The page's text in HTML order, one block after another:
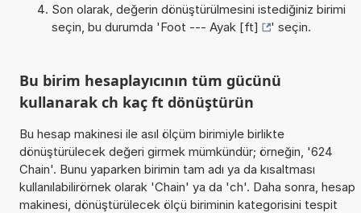
Son olarak, değerin dönüştürülmesini istediğiniz birimi
seçin, bu durumda 'Foot --- Ayak [ft] ' seçin.
Bu birim hesaplayıcının tüm gücünü
kullanarak ch kaç ft dönüştürün
Bu hesap makinesi ile asıl ölçüm birimiyle birlikte
dönüştürülecek değeri girmek mümkündür; örneğin, '624
Chain'. Bunu yaparken birimin tam adı ya da kısaltması
kullanılabilirörnek olarak 'Chain' ya da 'ch'. Daha sonra, hesap
makinesi, dönüştürülecek ölçü biriminin kategorisini tespit